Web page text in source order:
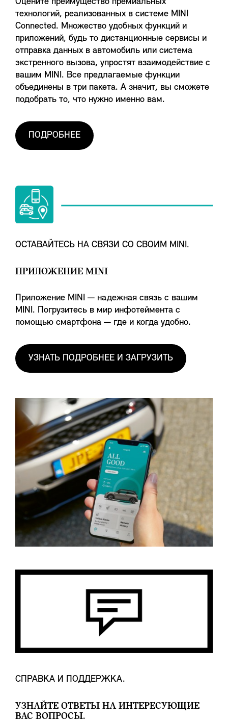
технологий, реализованных в системе MINI
Connected. Множество удобных функций и
приложений, будь то дистанционные сервисы и
отправка данных в автомобиль или система
экстренного вызова, упростят взаимодействие с
вашим MINI. Все предлагаемые функции
объединены в три пакета. А значит, вы сможете
подобрать то, что нужно именно вам.
ПОДРОБНЕЕ
ОСТАВАЙТЕСЬ НА СВЯЗИ СО СВОИМ MINI.
ПРИЛОЖЕНИЕ MINI
Приложение MINI — надежная связь с вашим
MINI. Погрузитесь в мир инфотеймента с
помощью смартфона — где и когда удобно.
УЗНАТЬ ПОДРОБНЕЕ И ЗАГРУЗИТЬ
СПРАВКА И ПОДДЕРЖКА.
УЗНАЙТЕ ОТВЕТЫ НА ИНТЕРЕСУЮЩИЕ
ВАС ВОПРОСЫ.